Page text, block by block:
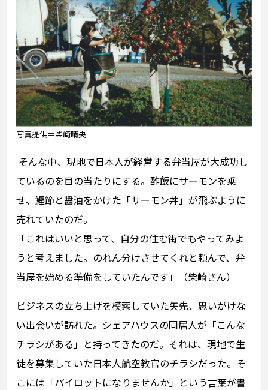
写真提供＝柴崎晴央
そんな中、現地で日本人が経営する弁当屋が大成功し
ているのを目の当たりにする。酢飯にサーモンを乗
せ、鰹節と醤油をかけた「サーモン丼」が飛ぶように
売れていたのだ。
「これはいいと思って、自分の住む街でもやってみよ
うと考えました。のれん分けさせてくれと頼んで、弁
当屋を始める準備をしていたんです」（柴崎さん）
ビジネスの立ち上げを模索していた矢先、思いがけな
い出会いが訪れた。シェアハウスの同居人が「こんな
チラシがある」と持ってきたのだ。それは、現地で生
徒を募集していた日本人航空教官のチラシだった。そ
こには「パイロットになりませんか」という言葉が書